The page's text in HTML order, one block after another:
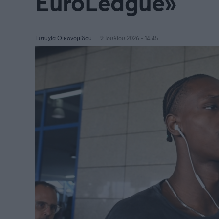
Ευτυχία Οικονομίδου 9 Ιουλίου 2026 - 14:45